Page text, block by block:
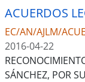
ACUERDOS
EC/AN/AJLM/
2016-04-22
SÁNCHEZ, POR